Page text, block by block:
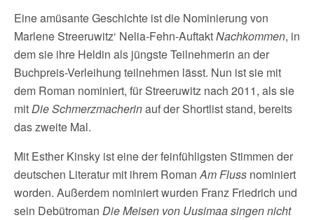
Eine amüsante Geschichte ist die Nominierung von
Marlene Streeruwitz‘ Nelia-Fehn-AuftaktNachkommen, in
dem sie ihre Heldin als jüngste Teilnehmerin an der
Buchpreis-Verleihung teilnehmen lässt. Nun ist sie mit
dem Roman nominiert, für Streeruwitz nach 2011, als sie
mitDie Schmerzmacherinauf der Shortlist stand, bereits
das zweite Mal.
Mit Esther Kinsky ist eine der feinfühligsten Stimmen der
deutschen Literatur mit ihrem RomanAm Fluss nominiert
worden. Außerdem nominiert wurden Franz Friedrich und
sein Debütroman Die Meisen von Uusimaa singen nicht